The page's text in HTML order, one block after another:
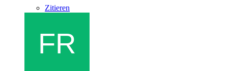
Zitieren